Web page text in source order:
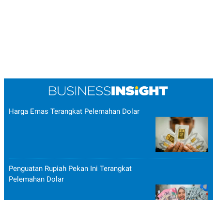
Harga Emas Terangkat Pelemahan Dolar
Penguatan Rupiah Pekan Ini Terangkat
Pelemahan Dolar